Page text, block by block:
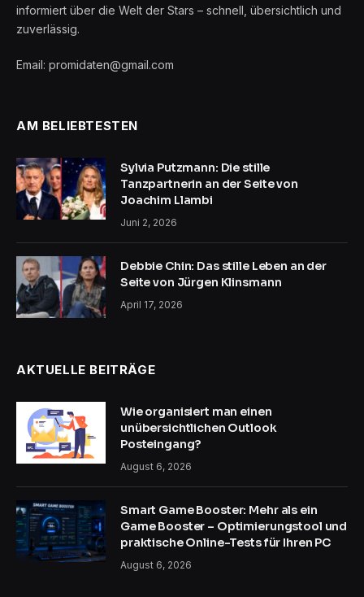
informiert über die Welt der Stars – schnell, übersichtlich und
zuverlässig.
Email: promidaten@gmail.com
AM BELIEBTESTEN
Sylvia Putzmann: Die stille
Tanzpartnerin an der Seite von
Joachim Llambi
Juni 2, 2026
Debbie Chin: Das stille Leben an der
Seite von Jürgen Klinsmann
April 17, 2026
AKTUELLE BEITRÄGE
Wie organisiert man einen
unübersichtlichen Outlook
Posteingang?
August 6, 2026
Smart Game Booster: Mehr als ein
Game Booster – Optimierungstool und
praktische Online-Tests für Ihren PC
August 6, 2026